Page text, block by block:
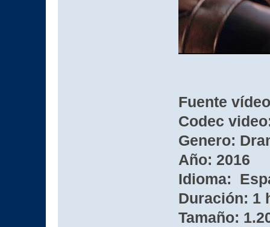
Fuente
Codec
Genero:
Año: 2016
Idioma:
Duración: 1
Tamaño: